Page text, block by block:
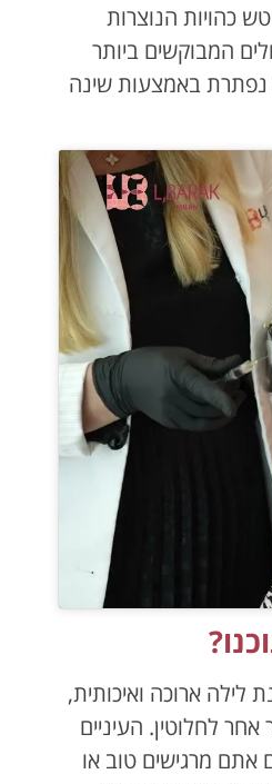
כהויות הנוצרות
המבוקשים ביותר
נפתרת באמצעות שינה
ארוכה ואיכותית,
לחלוטין. העיניים
אתם מרגישים טוב או